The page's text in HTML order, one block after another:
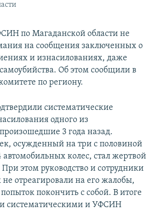
РС
по Магаданской области не
на сообщения заключенных о
и изнасилованиях, даже
Об этом сообщили в
по региону.
систематические
одного из
3 года назад.
осужденный на три с половиной
автомобильных колес, стал жертвой
этом руководство и сотрудники
отреагировали на его жалобы,
покончить с собой. В итоге
систематическими и УФСИН